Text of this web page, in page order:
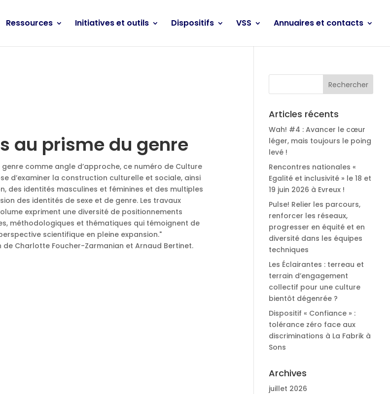
Ressources Initiatives et outils Dispositifs VSS Annuaires et contacts
au prisme du genre
genre comme angle d’approche, ce numéro de Culture
d’examiner la construction culturelle et sociale, ainsi
des identités masculines et féminines et des multiples
des identités de sexe et de genre. Les travaux
expriment une diversité de positionnements
méthodologiques et thématiques qui témoignent de
scientifique en pleine expansion."
de Charlotte Foucher-Zarmanian et Arnaud Bertinet.
Articles récents
Wah! #4 : Avancer le cœur
léger, mais toujours le poing
levé !
Rencontres nationales «
Egalité et inclusivité » le 18 et
19 juin 2026 à Evreux !
Pulse! Relier les parcours,
renforcer les réseaux,
progresser en équité et en
diversité dans les équipes
techniques
Les Éclairantes : terreau et
terrain d’engagement
collectif pour une culture
bientôt dégenrée ?
Dispositif « Confiance » :
tolérance zéro face aux
discriminations à La Fabrik à
Sons
Archives
juillet 2026